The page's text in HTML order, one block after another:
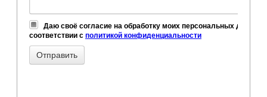
Даю своё согласие на обработку моих персональных данных,
соответствии с политикой конфиденциальности